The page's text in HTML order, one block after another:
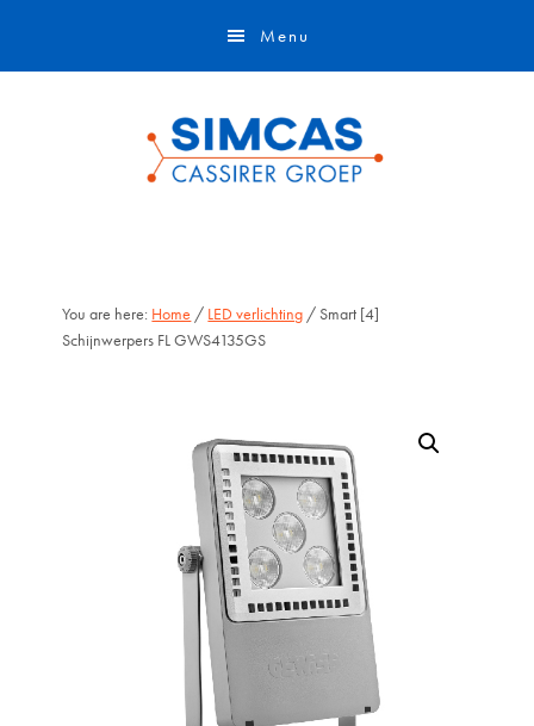
Menu
You are here: Home / LED verlichting / Smart [4]
Schijnwerpers FL GWS4135GS